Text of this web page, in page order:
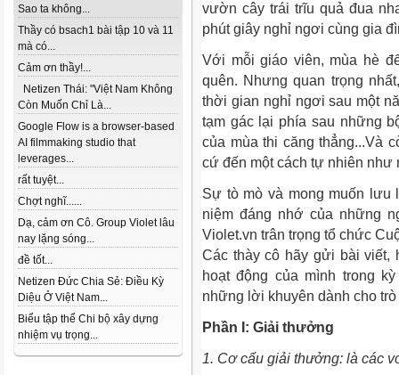
Sao ta không...
Thầy có bsach1 bài tập 10 và 11
mà có...
Cảm ơn thầy!...
Netizen Thái: "Việt Nam Không
Còn Muốn Chỉ Là...
Google Flow is a browser-based
AI filmmaking studio that
leverages...
rất tuyệt...
Chợt nghĩ......
Dạ, cảm ơn Cô. Group Violet lâu
nay lặng sóng...
đề tốt...
Netizen Đức Chia Sẻ: Điều Kỳ
Diệu Ở Việt Nam...
Biểu tập thể Chi bộ xây dựng
nhiệm vụ trọng...
vườn cây trái trĩu quả đua
phút giây nghỉ ngơi cùng gia
Với mỗi giáo viên, mùa hè
quên. Nhưng quan trọng
thời gian nghỉ ngơi sau một
tạm gác lại phía sau những
của mùa thi căng thẳng...Và
cứ đến một cách tự nhiên như
Sự tò mò và mong muốn lưu
niệm đáng nhớ của những
Violet.vn trân trọng tổ chức
Các thày cô hãy gửi bài viết,
hoạt động của mình trong
những lời khuyên dành cho
Phần I: Giải thưởng
1. Cơ cấu giải thưởng: là các